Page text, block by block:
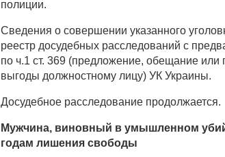
полиции.
Сведения о совершении указанного
реестр досудебных расследований с
по ч.1 ст. 369 (предложение, обещание
выгоды должностному лицу) УК Украины.
Досудебное расследование продолжается.
Мужчина, виновный в умышленном
годам лишения свободы